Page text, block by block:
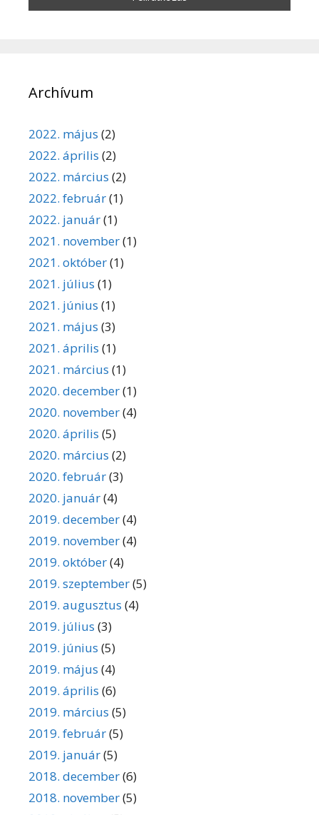
Archívum
2022. május (2)
2022. április (2)
2022. március (2)
2022. február(1)
2022. január(1)
2021. november(1)
2021. október(1)
2021. július (1)
2021. június (1)
2021. május (3)
2021. április (1)
2021. március (1)
2020. december(1)
2020. november(4)
2020. április (5)
2020. március (2)
2020. február(3)
2020. január(4)
2019. december(4)
2019. november(4)
2019. október(4)
2019. szeptember(5)
2019. augusztus (4)
2019. július (3)
2019. június (5)
2019. május (4)
2019. április (6)
2019. március (5)
2019. február(5)
2019. január(5)
2018. december(6)
2018. november(5)